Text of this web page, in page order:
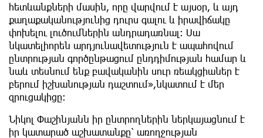
հետևանքների մասին, որը վարվում է այսօր, և այդ
քաղաքականությունից դուրս գալու և իրավիճակը
փոխելու լուծումներին անդրադառնալ։ Սա
նկատելիորեն արդյունավետություն է ապահովում
ընտրության գործընթացում ընդդիմության համար և
նաև տեսնում ենք բավականին սուր ռեակցիաներ է
բերում իշխանության դաշտում»,նկատում է մեր
զրուցակիցը։
Նիկոլ Փաշինյանն իր ընտրողներին ներկայացնում է
իր կատարած աշխատանքը՝ առողջության